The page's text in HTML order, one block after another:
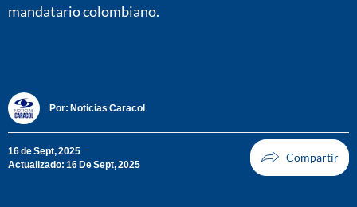
mandatario colombiano.
Por: Noticias Caracol
16 de Sept, 2025
Actualizado: 16 De Sept, 2025